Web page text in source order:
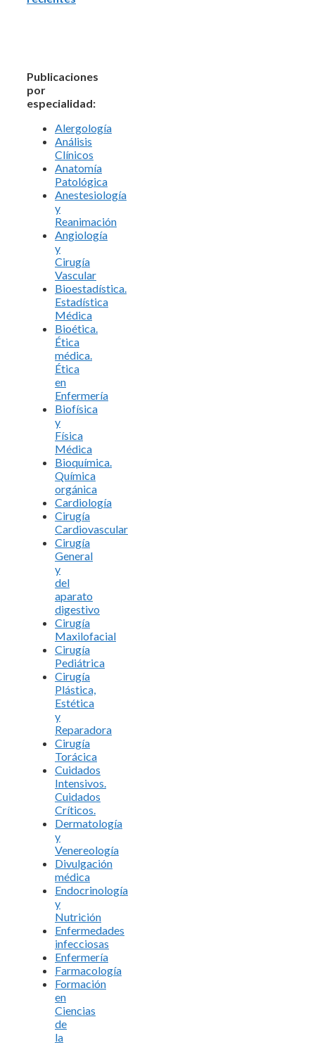
Publicaciones
por
especialidad:
Alergología
Análisis
Clínicos
Anatomía
Patológica
Anestesiología
y
Reanimación
Angiología
y
Cirugía
Vascular
Bioestadística.
Estadística
Médica
Bioética.
Ética
médica.
Ética
en
Enfermería
Biofísica
y
Física
Médica
Bioquímica.
Química
orgánica
Cardiología
Cirugía
Cardiovascular
Cirugía
General
y
del
aparato
digestivo
Cirugía
Maxilofacial
Cirugía
Pediátrica
Cirugía
Plástica,
Estética
y
Reparadora
Cirugía
Torácica
Cuidados
Intensivos.
Cuidados
Críticos.
Dermatología
y
Venereología
Divulgación
médica
Endocrinología
y
Nutrición
Enfermedades
infecciosas
Enfermería
Farmacología
Formación
en
Ciencias
de
la